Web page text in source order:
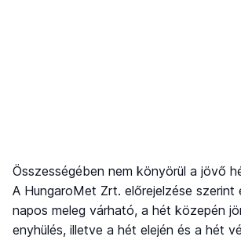
Összességében nem könyörül a jövő
A HungaroMet Zrt. előrejelzése szerint
napos meleg várható, a hét közepén
enyhülés, illetve a hét elején és a hét